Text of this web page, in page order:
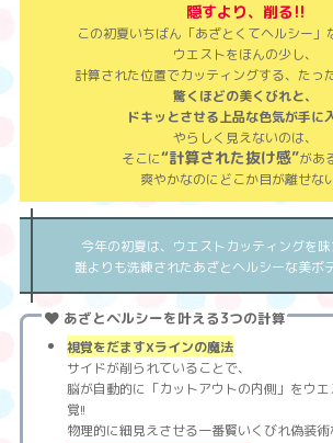
隠すより、削る!!
この初夏いちばん「あざとくてヘルシー」
ウエストをほんの少し、
計算された位置でカッティングする、たっ
驚くほどの美くびれと、
ドキッとさせる上品な色気が手に
やらしく見えないのは、
そこに“計算された抜け感”があ
爽やかなのにどこか目が離せな
今年の初夏は、ウエストカッティングを味
誰よりも洗練されたあざとヘルシーな美ボ
あざとヘルシーを叶える3つの計算
視覚をだますXラインの魔法
サイドが削られていることで、
脳が自動的に「カットアウトの内側」をウ
覚!!
物理的に細見えさせる一番賢いくびれ偽装術